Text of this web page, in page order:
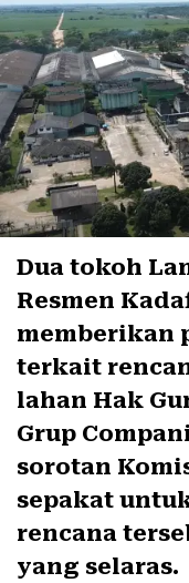
Dua tokoh
Resmen
memberikan
terkait
lahan Hak
Grup
sorotan
sepakat
rencana
yang selaras.